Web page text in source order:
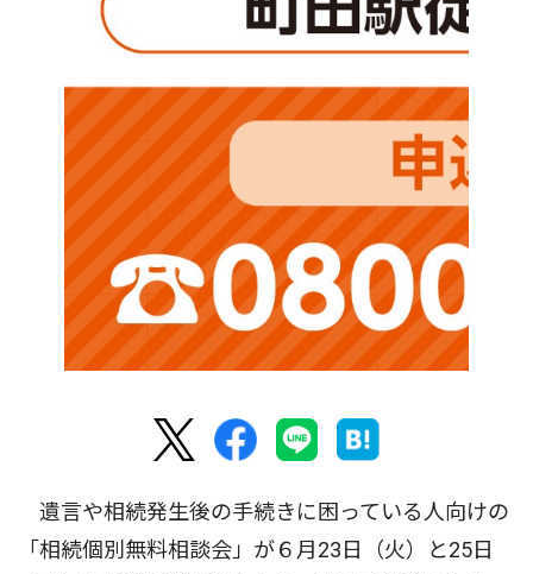
遺言や相続発生後の手続きに困っている人向けの
「相続個別無料相談会」が６月23日（火）と25日